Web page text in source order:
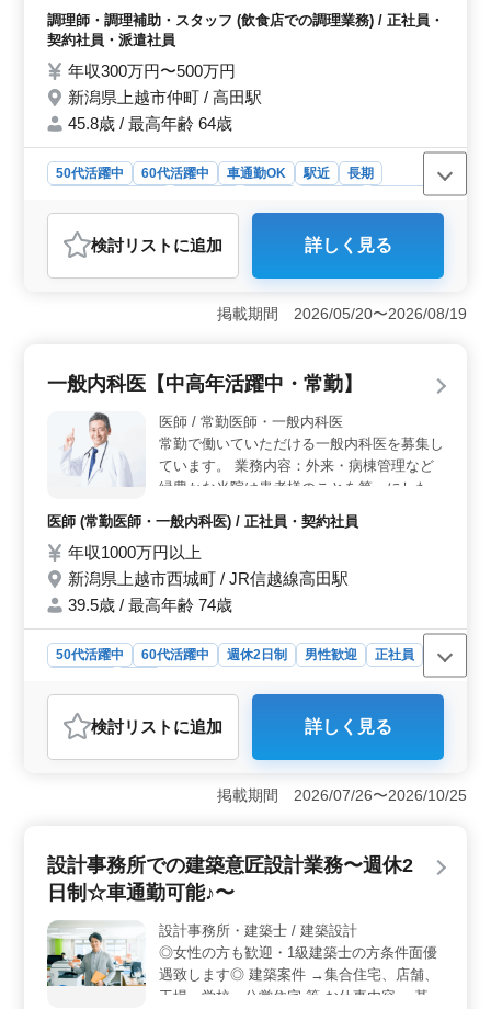
しやすいです。
内厨房清掃 ・ホール接客 ・シフト管理 ○制
服・作業服：貸与あり 飲食店（ジャンル不
問）の経験が３年以上の方は条件面優遇しま
す！ 培ってきた経験・スキルを若手に伝え
ていきませんか？
調理師・調理補助・スタッフ (飲食店での調理業務) / 正社員・
契約社員・派遣社員
年収300万円〜500万円
新潟県上越市仲町 / 高田駅
45.8歳 / 最高年齢 64歳
50代活躍中 60代活躍中 車通勤OK 駅近
長期
派遣社員
おすすめポイント
＜駅チカで通勤便利＞ この求人は、新潟県上越市に位
置し、最寄り駅である高田駅から徒歩圏内の便利な立地
です。車通勤も可能で、通勤手当が支給されるため、
勤のストレスを軽減できる環境が整っています。 ＜
経験者優遇の条件面＞ このポジションでは、飲食店で
の調理経験が3年以上ある方を特に歓迎しています。これ
までの経験を活かして、メニュー提案やシフト管理な
ど、幅広い業務を担当することが可能です。条件面でも
優遇が期待でき、年収は300万円から500万円と、高い収
入を見込めます。安定した収入を得ながら、自身のスキ
ルを存分に発揮できる職場です。 ＜柔軟な働き方と
充実の福利厚生＞ 正社員、契約社員、派遣社員と、複
数の雇用形態から選べるため、ライフスタイルに合わせ
た働き方が可能です。週5〜6日勤務で、日曜と第2・第4
月曜が休日となるため、計画的な休息が取れます。さら
に、雇用、労災、健康、厚生、財形などの充実した福利
厚生が提供され、長期的に安心して働ける環境が整って
検討リスト に追加 詳しく見る
掲載期間 2026/05/20〜2026/08/19
一般内科医【中高年活躍中・常勤】
医師 / 常勤医師・一般内科医
常勤で働いていただける一般内科医を募集し
ています。 業務内容：外来・病棟管理など
緑豊かな当院は患者様のことを第一にした設
に過ごしていけるように私達と一緒に当院を
作り上げていきませんか？ ご応募お待ちし
ております。
医師 (常勤医師・一般内科医) / 正社員・契約社員
年収1000万円以上
新潟県上越市西城町 / JR信越線高田駅
39.5歳 / 最高年齢 74歳
50代活躍中 60代活躍中 週休2日制 男性歓迎
正社員
おすすめポイント
＜職場環境＞ この求人は新潟県上越市に位置する緑豊
かな環境にある医療機関での勤務です。外来と病棟管理
な役割を担います。働くスタッフの最高年齢は74歳と、
で、週休2日制を採用しています。土日に加え、国民の祝
日やその他院内規定による休日も設けられており、プラ
イベートとの両立がしやすい環境です。 ＜福利厚生
と労働条件＞ 福利厚生が充実しており、通勤手当も支
給され、雇用保険、労災保険、健康保険、厚生年金保
険、財形貯蓄等の各種社会保険も完備です。
検討リスト に追加 詳しく見る
掲載期間 2026/07/26〜2026/10/25
設計事務所での建築意匠設計業務〜週休2
日制☆車通勤可能♪〜
設計事務所・建築士 / 建築設計
◎女性の方も歓迎・1級建築士の方条件面優
遇致します◎ 建築案件 →集合住宅、店舗、
工場、学校、公営住宅 等 お仕事内容 →基本